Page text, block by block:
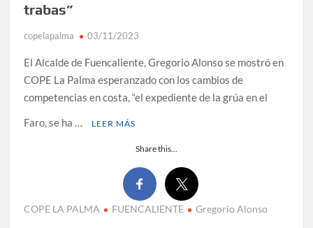
trabas”
copelapalma 03/11/2023
El Alcalde de Fuencaliente, Gregorio Alonso se mostró en
COPE La Palma esperanzado con los cambios de
competencias en costa, “el expediente de la grúa en el
Faro, se ha …
LEER MÁS
Share this...
COPE LA PALMA FUENCALIENTE Gregorio Alonso